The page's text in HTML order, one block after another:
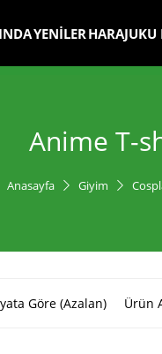
YENİLER HARAJUKU
Anime T-
Anasayfa Giyim
Göre (Azalan) Ürün